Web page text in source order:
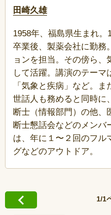
田崎久雄
1958年、福島県生まれ
卒業後、製薬会社に勤務
ョンを担当。その傍ら、
して活躍。講演のテーマ
「気象と疾病」など。
世話人も務めると同時に
断士（情報部門）の他、
断士懇話会などのメンバ
は、年に１〜２回のフル
グなどのアウトドア。
1/1